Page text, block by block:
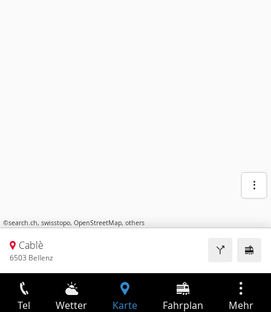
©search.ch, swisstopo, OpenStreetMap, others
Cablè
6503 Bellenz
Tel Wetter Karte Fahrplan Mehr